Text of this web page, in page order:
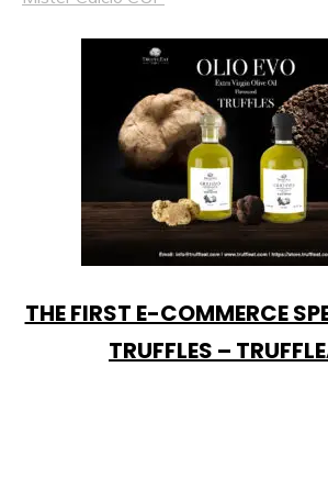
THE FIRST E-COMMERCE
TRUFFLES –